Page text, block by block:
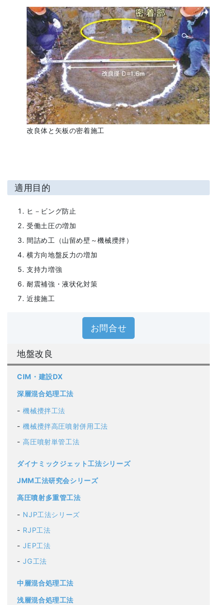
改良体と矢板の密着施工
適用目的
ヒ－ビング防止
受働土圧の増加
間詰め工（山留め壁～機械攪拌）
横方向地盤反力の増加
支持力増強
耐震補強・液状化対策
近接施工
お問合せ
地盤改良
CIM・建設DX
深層混合処理工法
機械攪拌工法
機械攪拌高圧噴射併用工法
高圧噴射単管工法
ダイナミックジェット工法シリーズ
JMM工法研究会シリーズ
高圧噴射多重管工法
NJP工法シリーズ
RJP工法
JEP工法
JG工法
中層混合処理工法
浅層混合処理工法